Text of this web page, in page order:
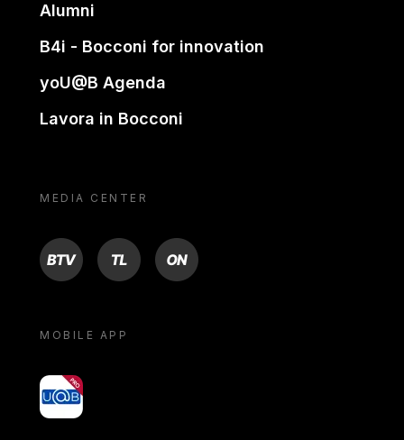
Alumni
B4i - Bocconi for innovation
yoU@B Agenda
Lavora in Bocconi
MEDIA CENTER
BTV TL ON
MOBILE APP
yoU@B